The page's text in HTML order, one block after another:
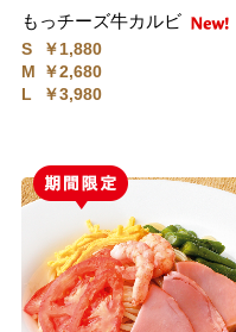
もっチーズ牛カルビ
S
￥1,880
M
￥2,680
L
￥3,980